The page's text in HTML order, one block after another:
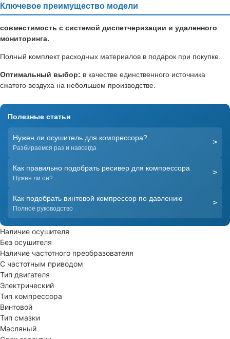
Ключевое преимущество модели
совместимость с системой диспетчеризации и удаленного
мониторинга.
Полный комплект расходных материалов в подарок при покупке.
Оптимальный выбор: в качестве единственного источника
сжатого воздуха на небольшом производстве.
Полезные статьи
Нужен ли осушитель для компрессора?
Разбираемся раз и навсегда
>
Как правильно подобрать ресивер для компрессора
Нужен ли он?
>
Как подобрать винтовой компрессор по давлению
Полное руководство
>
Наличие осушителя
Без осушителя
Наличие частотного преобразователя
С частотным приводом
Тип двигателя
Электрический
Тип компрессора
Винтовой
Тип смазки
Масляный